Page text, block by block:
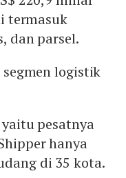
termasuk
dan parsel.
logistik
pesatnya
hanya
di 35 kota.